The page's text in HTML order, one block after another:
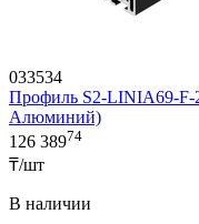
033534
Профиль S2-LINIA69-
Алюминий)
126 38974
₸/шт
В наличии